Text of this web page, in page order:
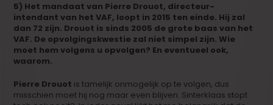
5) Het mandaat van Pierre Drouot, directeur-
intendant van het VAF, loopt in 2015 ten einde. Hij zal
dan 72 zijn. Drouot is sinds 2005 de grote baas van het
VAF. De opvolgingskwestie zal niet simpel zijn. Wie
moet hem volgens u opvolgen? En eventueel ook,
waarom.
Pierre Drouot is tamelijk onmogelijk op te volgen, dus
misschien moet hij nog maar even blijven. Sinterklaas stopt